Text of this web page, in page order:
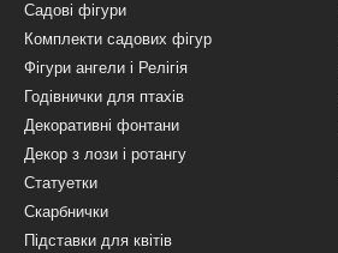
Садові фігури
Комплекти садових фігур
Фігури ангели і Релігія
Годівнички для птахів
Декоративні фонтани
Декор з лози і ротангу
Статуетки
Скарбнички
Підставки для квітів